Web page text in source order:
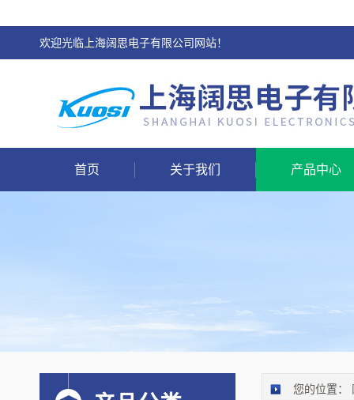
欢迎光临上海阔思电子有限公司网站！
首页 关于我们 产品中心
您的位置：